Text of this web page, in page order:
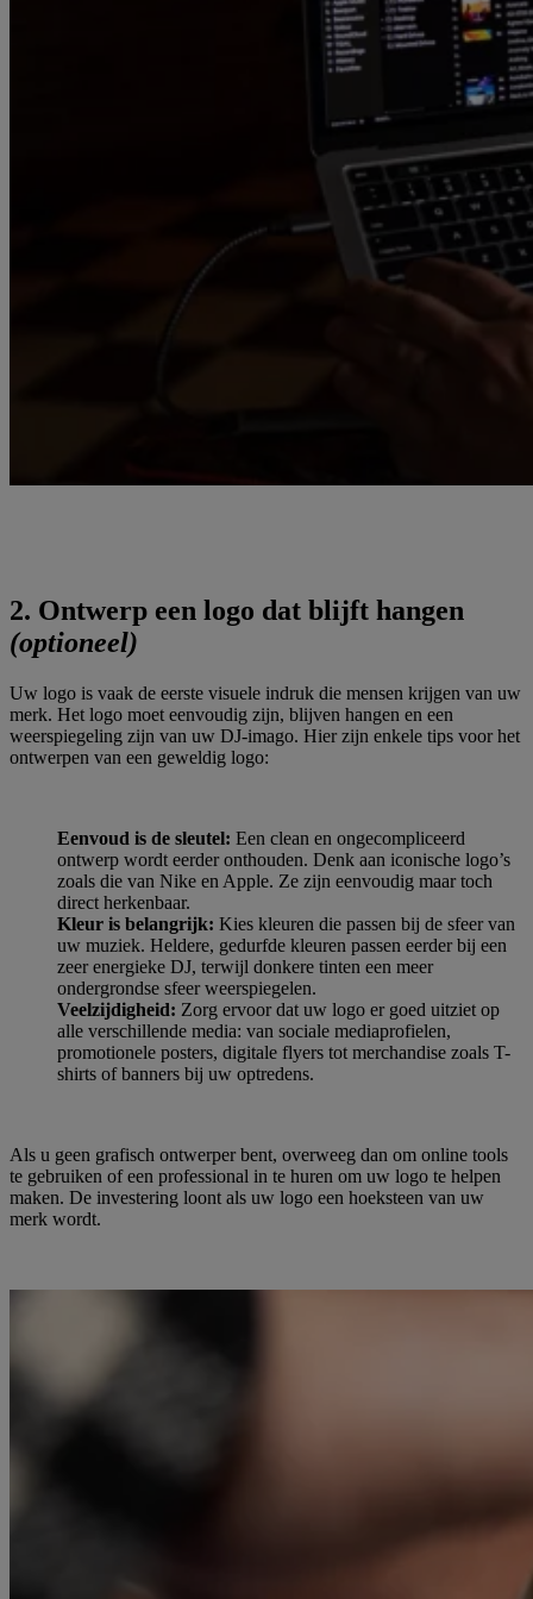
2. Ontwerp een logo dat blijft hangen
(optioneel)
Uw logo is vaak de eerste visuele indruk die mensen krijgen van uw
merk. Het logo moet eenvoudig zijn, blijven hangen en een
weerspiegeling zijn van uw DJ-imago. Hier zijn enkele tips voor het
ontwerpen van een geweldig logo:
Eenvoud is de sleutel: Een clean en ongecompliceerd
ontwerp wordt eerder onthouden. Denk aan iconische logo’s
zoals die van Nike en Apple. Ze zijn eenvoudig maar toch
direct herkenbaar.
Kleur is belangrijk: Kies kleuren die passen bij de sfeer van
uw muziek. Heldere, gedurfde kleuren passen eerder bij een
zeer energieke DJ, terwijl donkere tinten een meer
ondergrondse sfeer weerspiegelen.
Veelzijdigheid: Zorg ervoor dat uw logo er goed uitziet op
alle verschillende media: van sociale mediaprofielen,
promotionele posters, digitale flyers tot merchandise zoals T-
shirts of banners bij uw optredens.
Als u geen grafisch ontwerper bent, overweeg dan om online tools
te gebruiken of een professional in te huren om uw logo te helpen
maken. De investering loont als uw logo een hoeksteen van uw
merk wordt.